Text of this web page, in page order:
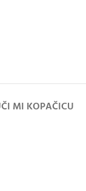
MI KOPAČICU